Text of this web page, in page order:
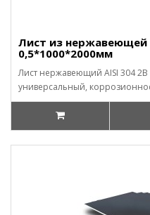
Лист из нержавеющей
0,5*1000*2000мм
Лист нержавеющий AISI 304 2B
универсальный,